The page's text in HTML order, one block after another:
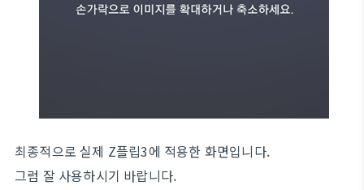
최종적으로 실제 Z플립3에 적용한 화면입니다.
그럼 잘 사용하시기 바랍니다.